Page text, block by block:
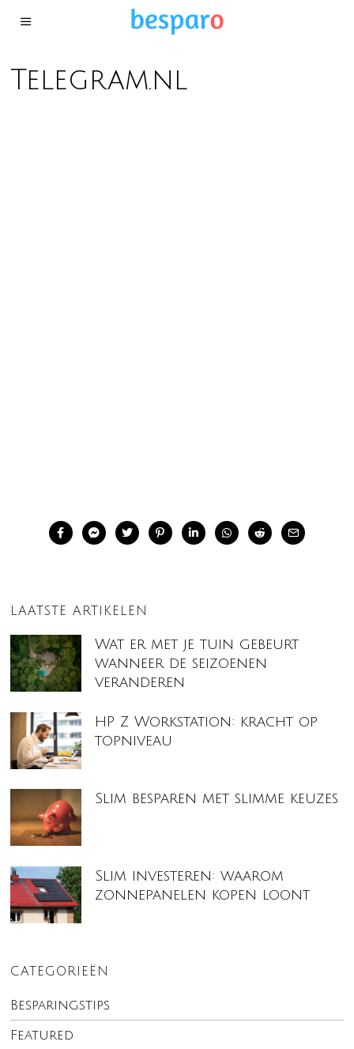
Telegram.nl
LAATSTE ARTIKELEN
Wat er met je tuin gebeurt
wanneer de seizoenen
veranderen
HP Z Workstation: kracht op
topniveau
Slim besparen met slimme keuzes
Slim investeren: waarom
zonnepanelen kopen loont
CATEGORIEËN
Besparingstips
Featured